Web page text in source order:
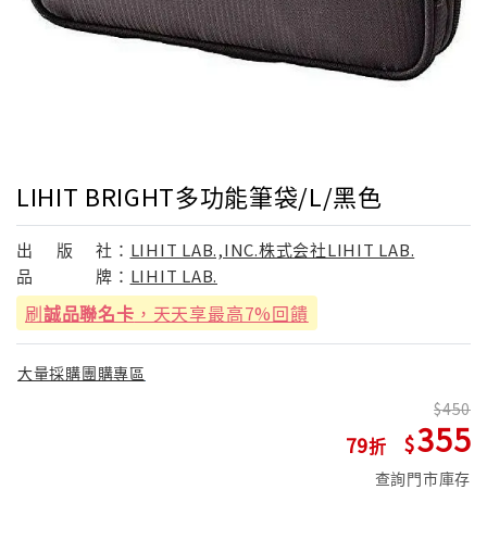
LIHIT BRIGHT多功能筆袋/L/黑色
出 版 社： LIHIT LAB.,INC.株式会社LIHIT LAB.
品
牌： LIHIT LAB.
刷誠品聯名卡 ，天天享最高7%回饋
大量採購團購專區
79
450
355
查詢門市庫存